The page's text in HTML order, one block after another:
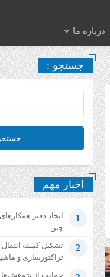
درباره ما
جستجو :
اخبار مهم
1
ایجاد دفتر
چین
2
تشکیل کمیته
تراکتورسازی و
حمایت از پژوهش‌ها